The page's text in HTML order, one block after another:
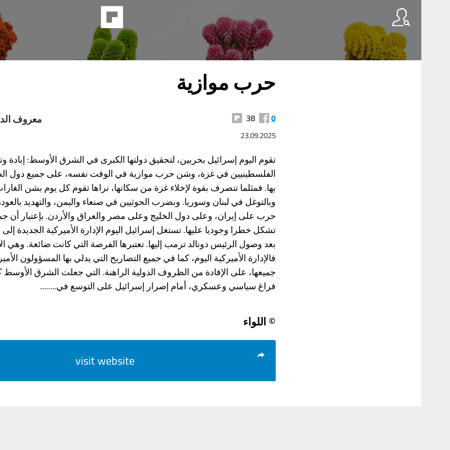
حرب موازية
معروف 38 0
23.09.2025
تقوم اليوم إسرائيل بحربين، لتحقيق دولتها الكبرى في الشرق الأوسط: إبادة
الفلسطينيين في غزة، وشن حرب موازية في الوقت نفسه، على جميع دول
بها. فمثلما تنصرف بقوة لإخلاء غزة من سكانها، نراها تقوم كل يوم بشن
وبالتوغل في لبنان وسوريا. وبضرب الحوثيين في صنعاء واليمن، والتهديد
حرب على إيران، وعلى دول الخليج وعلى مصر والعراق والأردن. بإعتبار أن
تشكل خطرا وجوديا عليها. تستغل إسرائيل اليوم الإدارة الأميركية الجديدة إلى
بعد وصول الرئيس دونالد ترمب إليها. تعتبرها الفرصة التي كانت ضائعة. وهي
فالإدارة الأميركية اليوم، كما في جميع التصاريح التي يدلي بها المسؤولون
جميعها، على الإفادة من الظروف الدولية الراهنة. التي جعلت الشرق
فراغ سياسي وعسكري، أمام إصرار إسرائيل على التوسع في........
© اللواء
visit website